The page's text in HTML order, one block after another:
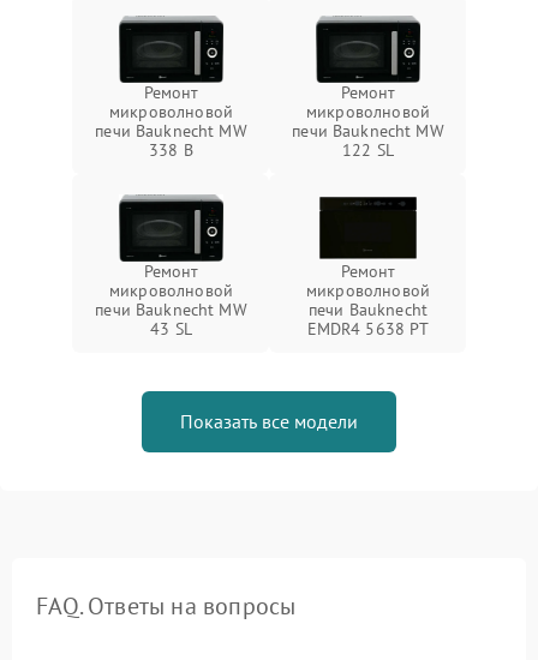
Ремонт
микроволновой
печи Bauknecht MW
338 B
Ремонт
микроволновой
печи Bauknecht MW
122 SL
Ремонт
микроволновой
печи Bauknecht MW
43 SL
Ремонт
микроволновой
печи Bauknecht
EMDR4 5638 PT
Показать все модели
FAQ. Ответы на вопросы